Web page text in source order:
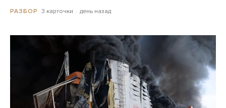
РАЗБОР 3 карточки день назад